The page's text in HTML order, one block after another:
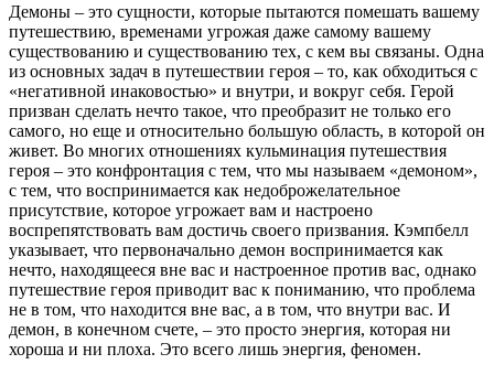
Демоны – это сущности, которые пытаются помешать вашему
путешествию, временами угрожая даже самому вашему
существованию и существованию тех, с кем вы связаны. Одна
из основных задач в путешествии героя – то, как обходиться с
«негативной инаковостью» и внутри, и вокруг себя. Герой
призван сделать нечто такое, что преобразит не только его
самого, но еще и относительно большую область, в которой он
живет. Во многих отношениях кульминация путешествия
героя – это конфронтация с тем, что мы называем «демоном»,
с тем, что воспринимается как недоброжелательное
присутствие, которое угрожает вам и настроено
воспрепятствовать вам достичь своего призвания. Кэмпбелл
указывает, что первоначально демон воспринимается как
нечто, находящееся вне вас и настроенное против вас, однако
путешествие героя приводит вас к пониманию, что проблема
не в том, что находится вне вас, а в том, что внутри вас. И
демон, в конечном счете, – это просто энергия, которая ни
хороша и ни плоха. Это всего лишь энергия, феномен.